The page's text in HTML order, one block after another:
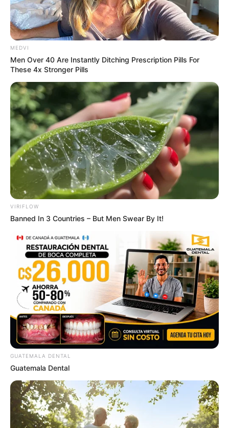
แนะนำ
ดูดวง
ดูเพิ่มเติม
ดูดวง
เบอร์โทร คน Keep look เป๊ะทุกมุมดูดี
ทุกองศา คุณล่ะมีเลขคู่นี้ไหม
ดูดวง
วันที่ 1 ส.ค. 2569 วันคล้ายวันสำเร็จ
มรรคผลพระโพธิสัตว์กวนอิม
สีมงคล
แจกตาราง สีมงคลตามราศี 2569 ประจำ
เดือนสิงหาคม โดย อ.รักษ์ เลขเด็ด
MEDVI
Men Over 40 Are Instantly Ditching Prescription Pills For
These 4x Stronger Pills
VIRIFLOW
Banned In 3 Countries – But Men Swear By It!
GUATEMALA DENTAL
Guatemala Dental